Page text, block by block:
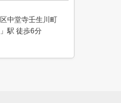
中堂寺壬生川町
駅 徒歩6分